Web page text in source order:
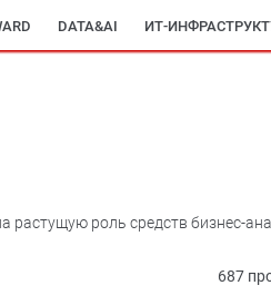
DATA&AI ИТ-
растущую роль средств бизнес-
687